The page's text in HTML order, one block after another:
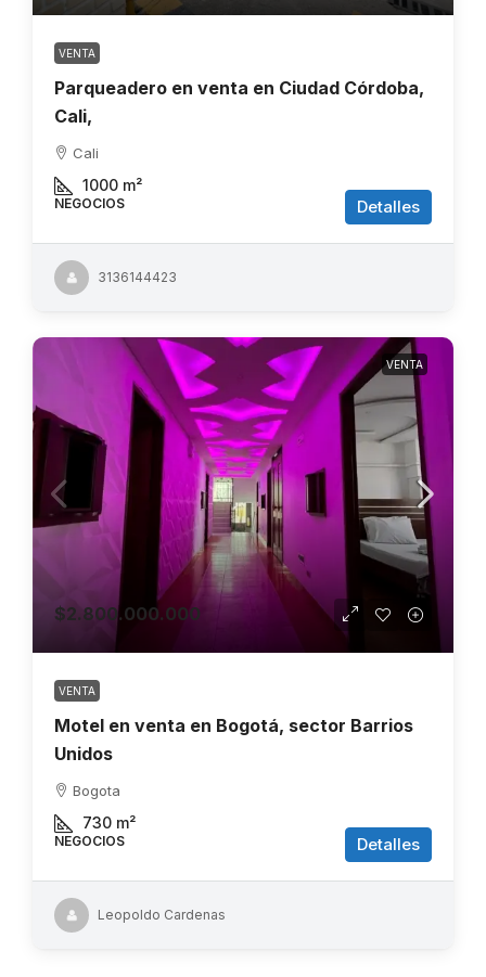
VENTA
Parqueadero en venta en Ciudad Córdoba,
Cali,
Cali
1000 m²
NEGOCIOS Detalles
3136144423
VENTA
$2.800.000.000
VENTA
Motel en venta en Bogotá, sector Barrios
Unidos
Bogota
730 m²
NEGOCIOS Detalles
Leopoldo Cardenas